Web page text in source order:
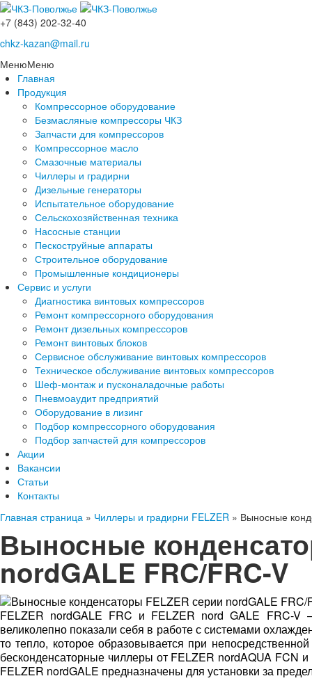
+7 (843) 202-32-40
chkz-kazan@mail.ru
МенюМеню
Главная
Продукция
Компрессорное оборудование
Безмасляные компрессоры ЧКЗ
Запчасти для компрессоров
Компрессорное масло
Смазочные материалы
Чиллеры и градирни
Дизельные генераторы
Испытательное оборудование
Сельскохозяйственная техника
Насосные станции
Пескоструйные аппараты
Строительное оборудование
Промышленные кондиционеры
Сервис и услуги
Диагностика винтовых компрессоров
Ремонт компрессорного оборудования
Ремонт дизельных компрессоров
Ремонт винтовых блоков
Сервисное обслуживание винтовых компрессоров
Техническое обслуживание винтовых компрессоров
Шеф-монтаж и пусконаладочные работы
Пневмоаудит предприятий
Оборудование в лизинг
Подбор компрессорного оборудования
Подбор запчастей для компрессоров
Акции
Вакансии
Статьи
Контакты
Главная страница » Чиллеры и градирни FELZER » Выносные
Выносные
nordGALE FRC/FRC-V
FELZER nordGALE FRC и FELZER nord GALE FRC-V
великолепно показали себя в работе с системами
то тепло, которое образовывается при
бесконденсаторные чиллеры от FELZER nordAQUA FCN
FELZER nordGALE предназначены для установки за